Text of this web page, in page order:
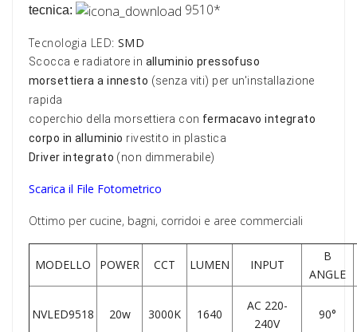
tecnica:
9510*
Tecnologia LED: SMD
Scocca e radiatore in alluminio pressofuso
morsettiera a innesto (senza viti) per un'installazione
rapida
coperchio della morsettiera con fermacavo integrato
corpo in alluminio rivestito in plastica
Driver integrato (non dimmerabile)
Scarica il File Fotometrico
Ottimo per cucine, bagni, corridoi e aree commerciali
MODELLO POWER CCT LUMEN INPUT
B
ANGLE
NVLED9518 20w 3000K 1640
AC 220-
240V
90°